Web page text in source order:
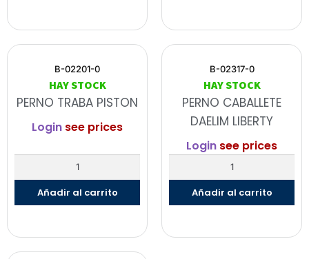
B-02201-0
HAY STOCK
PERNO TRABA PISTON
Login see prices
Añadir al carrito
B-02317-0
HAY STOCK
PERNO CABALLETE
DAELIM LIBERTY
Login see prices
Añadir al carrito